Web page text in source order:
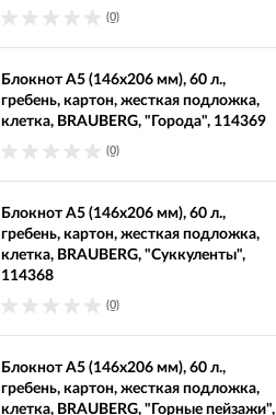
(0)
Блокнот А5 (146х206 мм), 60 л.,
гребень, картон, жесткая подложка,
клетка, BRAUBERG, "Города", 114369
(0)
Блокнот А5 (146х206 мм), 60 л.,
гребень, картон, жесткая подложка,
клетка, BRAUBERG, "Суккуленты",
114368
(0)
Блокнот А5 (146х206 мм), 60 л.,
гребень, картон, жесткая подложка,
клетка, BRAUBERG, "Горные пейзажи",